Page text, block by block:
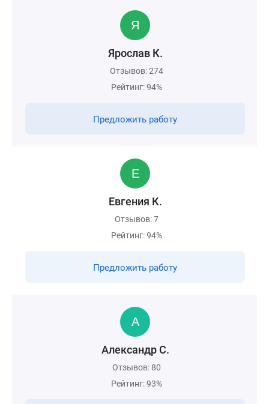
Ярослав К.
Отзывов: 274
Рейтинг: 94%
Предложить работу
Евгения К.
Отзывов: 7
Рейтинг: 94%
Предложить работу
Александр С.
Отзывов: 80
Рейтинг: 93%